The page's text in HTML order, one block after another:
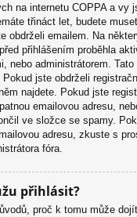
na internetu COPPA a vy
třináct let, budete
obdrželi emailem. Na
přihlášením proběhla
nebo administrátorem.
Pokud jste obdrželi
najdete. Pokud jste
emailovou adresu,
ve složce se spamy.
adresu, zkuste s
fóra.
přihlásit?
proč k tomu může